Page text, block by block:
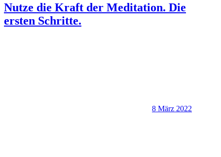
Nutze die Kraft der Meditation. Die
ersten Schritte.
8 März 2022